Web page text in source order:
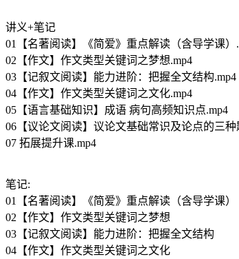
讲义+笔记
01【名著阅读】《简爱》重点解读（含导学课）
02【作文】作文类型关键词之梦想.mp4
03【记叙文阅读】能力进阶：把握全文结构.mp4
04【作文】作文类型关键词之文化.mp4
05【语言基础知识】成语 病句高频知识点.mp4
06【议论文阅读】议论文基础常识及论点的三种
07 拓展提升课.mp4
笔记:
01【名著阅读】《简爱》重点解读（含导学课）
02【作文】作文类型关键词之梦想
03【记叙文阅读】能力进阶：把握全文结构
04【作文】作文类型关键词之文化